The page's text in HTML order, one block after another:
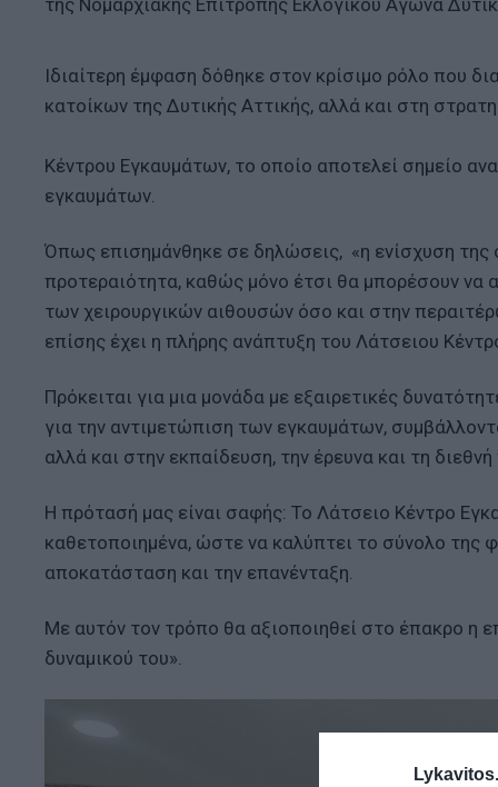
Ιδιαίτερη έμφαση δόθηκε στον κρίσιμο ρόλο που
κατοίκων της Δυτικής Αττικής, αλλά και στη
Κέντρου Εγκαυμάτων, το οποίο αποτελεί σημείο
εγκαυμάτων.
Όπως επισημάνθηκε σε δηλώσεις, «η ενίσχυση
προτεραιότητα, καθώς μόνο έτσι θα μπορέσουν να
των χειρουργικών αιθουσών όσο και στην
επίσης έχει η πλήρης ανάπτυξη του Λάτσειου
Πρόκειται για μια μονάδα με εξαιρετικές
για την αντιμετώπιση των εγκαυμάτων,
αλλά και στην εκπαίδευση, την έρευνα και τη
Η πρότασή μας είναι σαφής: Το Λάτσειο Κέντρο
καθετοποιημένα, ώστε να καλύπτει το σύνολο της
αποκατάσταση και την επανένταξη.
Με αυτόν τον τρόπο θα αξιοποιηθεί στο έπακρο η
δυναμικού του».